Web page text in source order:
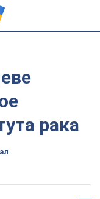
рака